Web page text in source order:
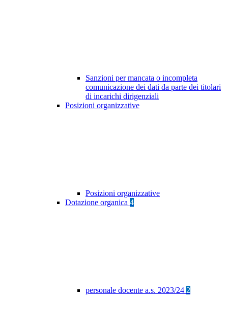
Sanzioni per mancata o incompleta
comunicazione dei dati da parte dei titolari
di incarichi dirigenziali
Posizioni organizzative
Posizioni organizzative
Dotazione organica 4
personale docente a.s. 2023/24 2